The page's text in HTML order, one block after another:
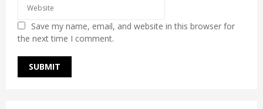
Save my name, email, and website in this browser for
the next time I comment.